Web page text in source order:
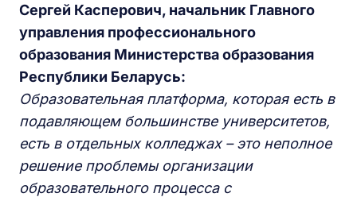
Сергей Касперович, начальник Главного
управления профессионального
образования Министерства образования
Республики Беларусь:
Образовательная платформа, которая есть в
подавляющем большинстве университетов,
есть в отдельных колледжах – это неполное
решение проблемы организации
образовательного процесса с